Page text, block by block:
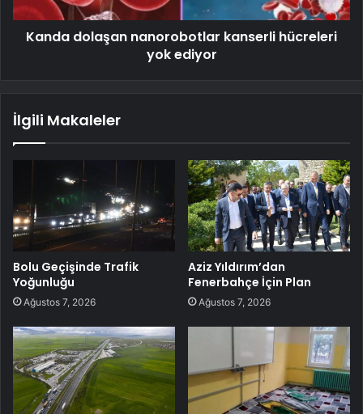
Kanda dolaşan nanorobotlar kanserli hücreleri
yok ediyor
İlgili Makaleler
Bolu Geçişinde Trafik
Yoğunluğu
Ağustos 7, 2026
Aziz Yıldırım’dan
Fenerbahçe İçin Plan
Ağustos 7, 2026